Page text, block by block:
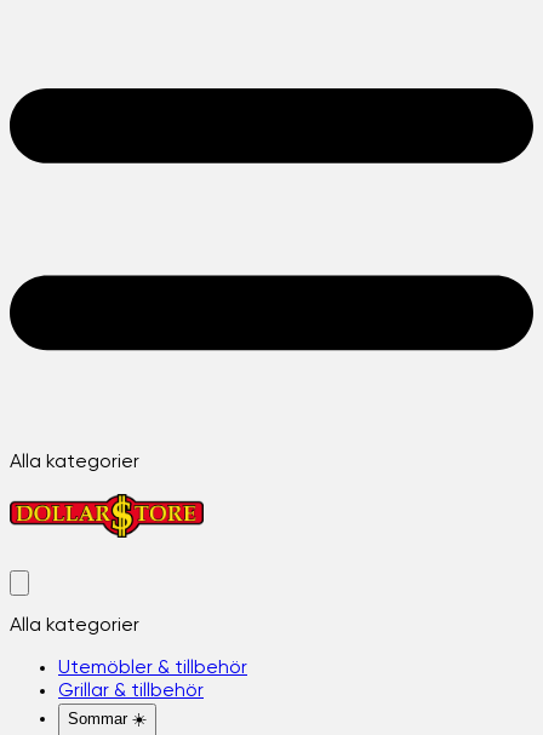
Alla kategorier
Alla kategorier
Utemöbler & tillbehör
Grillar & tillbehör
Sommar ☀️